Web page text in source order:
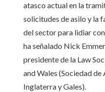
atasco actual en la
solicitudes de asilo y la
del sector para lidiar
ha señalado Nick
presidente de la Law
and Wales (Sociedad
Inglaterra y Gales).